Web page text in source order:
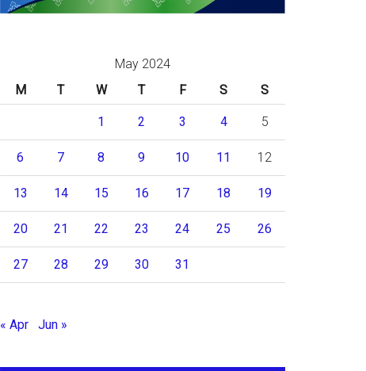
May 2024
M
T W T F S S
1 2 3 4 5
6 7 8 9 10 11 12
13 14 15 16 17 18 19
20 21 22 23 24 25 26
27 28 29 30 31
« Apr Jun »